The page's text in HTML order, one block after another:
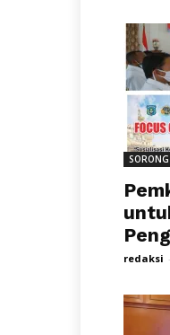
SORONG
redaksi -